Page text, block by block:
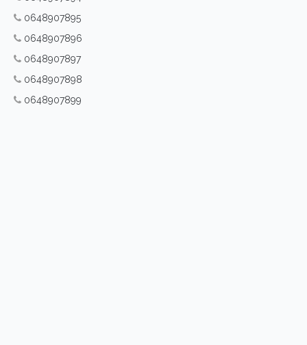
0648907895
0648907896
0648907897
0648907898
0648907899